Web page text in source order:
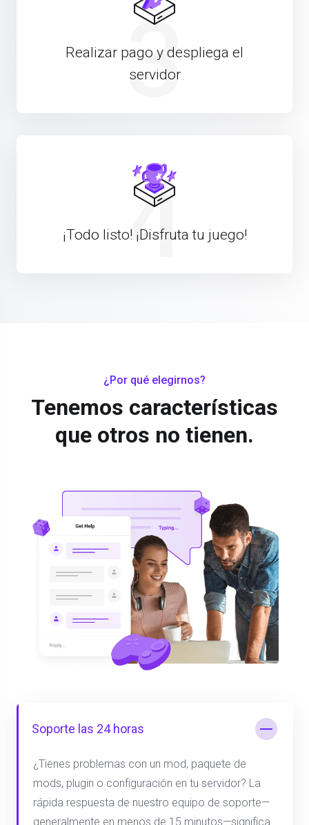
3
Realizar pago y despliega el
servidor
4
¡Todo listo! ¡Disfruta tu juego!
¿Por qué elegirnos?
Tenemos características
que otros no tienen.
Soporte las 24 horas
¿Tienes problemas con un mod, paquete de
mods, plugin o configuración en tu servidor? La
rápida respuesta de nuestro equipo de soporte—
generalmente en menos de 15 minutos—significa